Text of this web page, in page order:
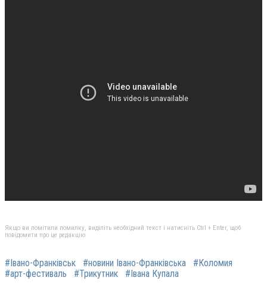
Якщо ви помітили помилку, виділіть необхідний текст і натисніть Ctrl + Enter, щоб
повідомити про це редакцію
#Івано-Франківськ #новини Івано-Франківська
#Коломия
#арт-фестиваль
#Трикутник #Івана Купала